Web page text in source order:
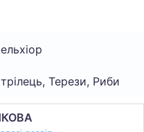
Терези, Риби